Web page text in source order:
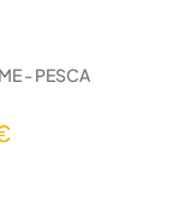
- PESCA